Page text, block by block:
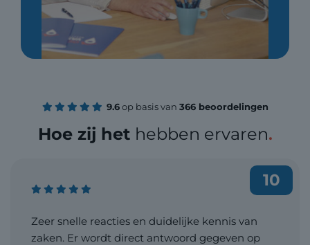
9.6op basis van 366 beoordelingen
Hoe zij het hebben ervaren.
10
Zeer snelle reacties en duidelijke kennis van
zaken. Er wordt direct antwoord gegeven op